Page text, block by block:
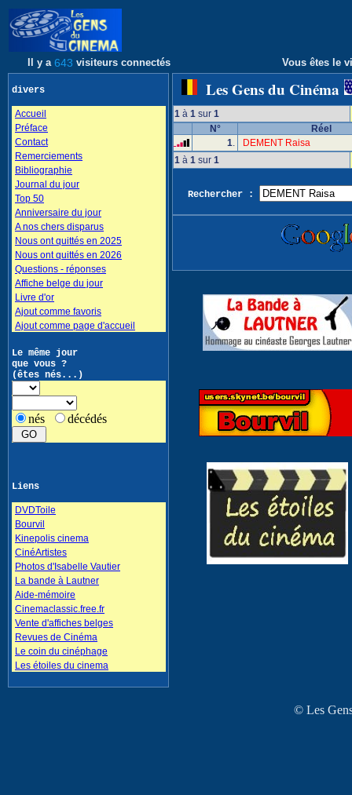
Il y a 643 visiteurs connectés Vous êtes le
divers
Accueil
Préface
Contact
Remerciements
Bibliographie
Journal du jour
Top 50
Anniversaire du jour
A nos chers disparus
Nous ont quittés en 2025
Nous ont quittés en 2026
Questions - réponses
Affiche belge du jour
Livre d'or
Ajout comme favoris
Ajout comme page d'accueil
Le même jour
que vous ?
(êtes nés...)
nés décédés
Liens
DVDToile
Bourvil
Kinepolis cinema
CinéArtistes
Photos d'Isabelle Vautier
La bande à Lautner
Aide-mémoire
Cinemaclassic.free.fr
Vente d'affiches belges
Revues de Cinéma
Le coin du cinéphage
Les étoiles du cinema
Les Gens du Cinéma
1 à 1 sur 1
N°
Réel
1.
DEMENT Raisa
1 à 1 sur 1
Rechercher :
© Les